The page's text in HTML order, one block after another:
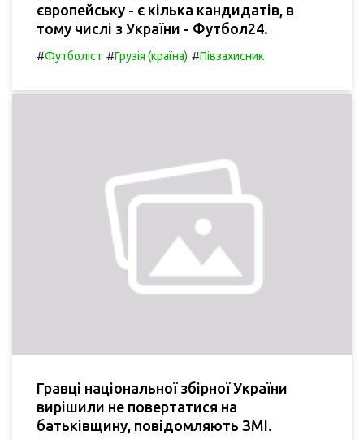
європейську - є кілька кандидатів, в
тому числі з України - Футбол24.
#Футболіст #Грузія (країна) #Півзахисник
Гравці національної збірної України
вирішили не повертатися на
батьківщину, повідомляють ЗМІ.